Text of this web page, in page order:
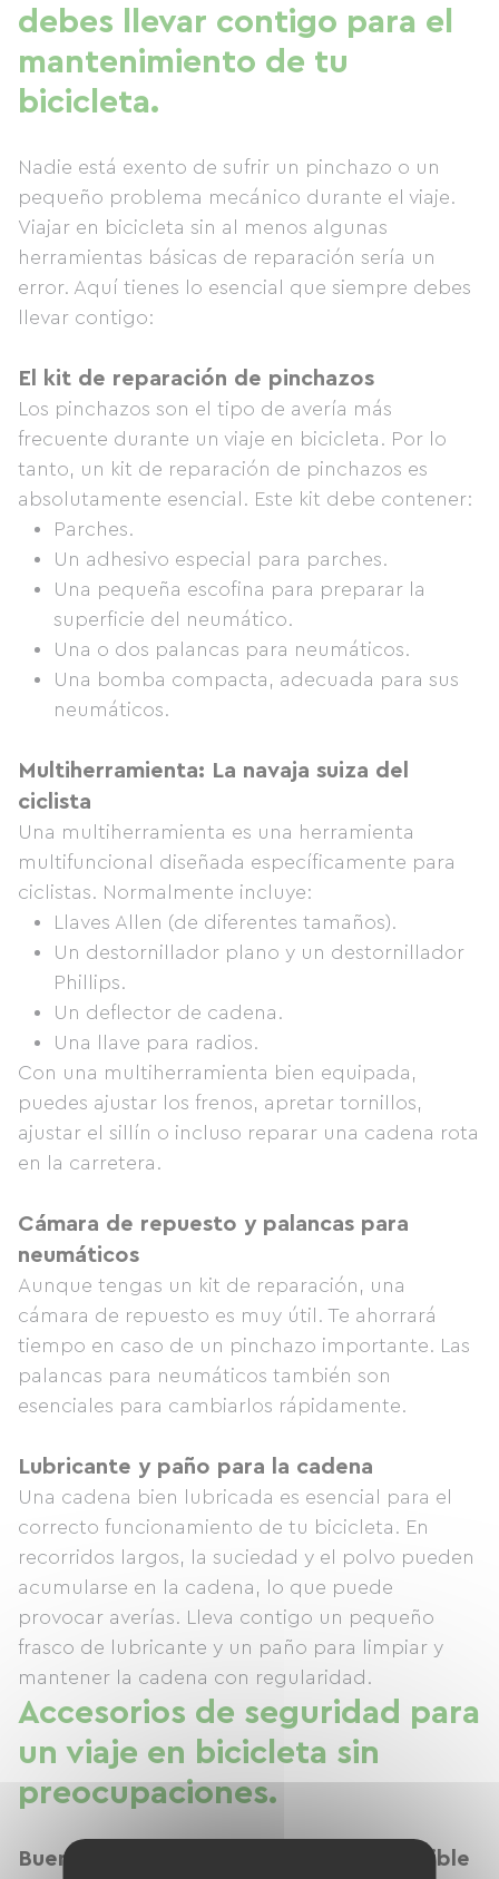
debes llevar contigo para el
mantenimiento de tu
bicicleta.
Nadie está exento de sufrir un pinchazo o un
pequeño problema mecánico durante el viaje.
Viajar en bicicleta sin al menos algunas
herramientas básicas de reparación sería un
error. Aquí tienes lo esencial que siempre debes
llevar contigo:
El kit de reparación de pinchazos
Los pinchazos son el tipo de avería más
frecuente durante un viaje en bicicleta. Por lo
tanto, un kit de reparación de pinchazos es
absolutamente esencial. Este kit debe contener:
Parches.
Un adhesivo especial para parches.
Una pequeña escofina para preparar la
superficie del neumático.
Una o dos palancas para neumáticos.
Una bomba compacta, adecuada para sus
neumáticos.
Multiherramienta: La navaja suiza del
ciclista
Una multiherramienta es una herramienta
multifuncional diseñada específicamente para
ciclistas. Normalmente incluye:
Llaves Allen (de diferentes tamaños).
Un destornillador plano y un destornillador
Phillips.
Un deflector de cadena.
Una llave para radios.
Con una multiherramienta bien equipada,
puedes ajustar los frenos, apretar tornillos,
ajustar el sillín o incluso reparar una cadena rota
en la carretera.
Cámara de repuesto y palancas para
neumáticos
Aunque tengas un kit de reparación, una
cámara de repuesto es muy útil. Te ahorrará
tiempo en caso de un pinchazo importante. Las
palancas para neumáticos también son
esenciales para cambiarlos rápidamente.
Lubricante y paño para la cadena
Una cadena bien lubricada es esencial para el
correcto funcionamiento de tu bicicleta. En
recorridos largos, la suciedad y el polvo pueden
acumularse en la cadena, lo que puede
provocar averías. Lleva contigo un pequeño
frasco de lubricante y un paño para limpiar y
mantener la cadena con regularidad.
Accesorios de seguridad para
un viaje en bicicleta sin
preocupaciones.
Buena iluminación: esencial para ser visible